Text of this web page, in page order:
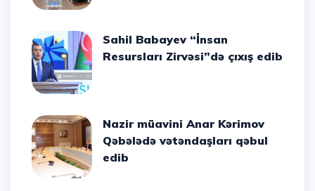
Sahil Babayev “İnsan
Resursları Zirvəsi”də çıxış edib
Nazir müavini Anar Kərimov
Qəbələdə vətəndaşları qəbul
edib